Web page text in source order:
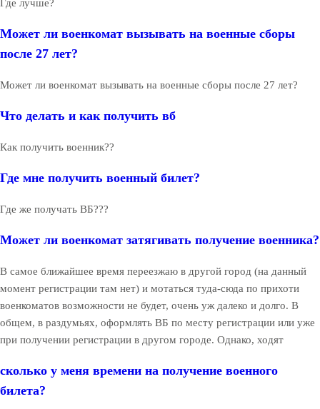
Где лучше?
Может ли военкомат вызывать на военные сборы
после 27 лет?
Может ли военкомат вызывать на военные сборы после 27 лет?
Что делать и как получить вб
Как получить военник??
Где мне получить военный билет?
Где же получать ВБ???
Может ли военкомат затягивать получение военника?
В самое ближайшее время переезжаю в другой город (на данный
момент регистрации там нет) и мотаться туда-сюда по прихоти
военкоматов возможности не будет, очень уж далеко и долго. В
общем, в раздумьях, оформлять ВБ по месту регистрации или уже
при получении регистрации в другом городе. Однако, ходят
сколько у меня времени на получение военного
билета?